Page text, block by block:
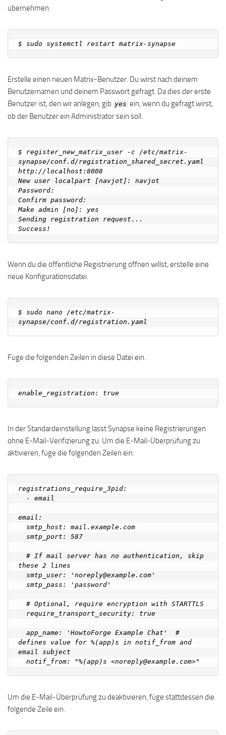
übernehmen.
Erstelle einen neuen Matrix-Benutzer. Du wirst nach deinem
Benutzernamen und deinem Passwort gefragt. Da dies der erste
Benutzer ist, den wir anlegen, gib yes ein, wenn du gefragt wirst,
ob der Benutzer ein Administrator sein soll.
$ register_new_matrix_user -c /etc/matrix-
synapse/conf.d/registration_shared_secret.yaml
http://localhost:8008
New user localpart [navjot]: navjot
Password:
Confirm password:
Make admin [no]: yes
Sending registration request...
Wenn du die öffentliche Registrierung öffnen willst, erstelle eine
neue Konfigurationsdatei.
$ sudo nano /etc/matrix-
Füge die folgenden Zeilen in diese Datei ein.
In der Standardeinstellung lässt Synapse keine Registrierungen
ohne E-Mail-Verifizierung zu. Um die E-Mail-Überprüfung zu
aktivieren, füge die folgenden Zeilen ein.
registrations_require_3pid:
email:
these 2 lines
defines value for %(app)s in notif_from and
email subject
Um die E-Mail-Überprüfung zu deaktivieren, füge stattdessen die
folgende Zeile ein.